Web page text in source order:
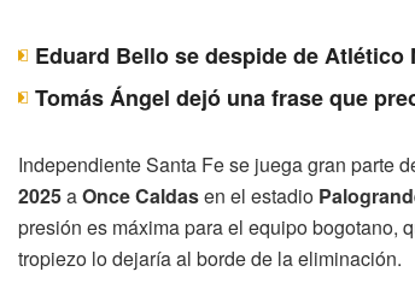
Eduard Bello se despide de
Tomás Ángel dejó una frase que
Independiente Santa Fe se juega gran parte
2025aOnce Caldasen el estadio
presión es máxima para el equipo bogotano,
tropiezo lo dejaría al borde de la eliminación.